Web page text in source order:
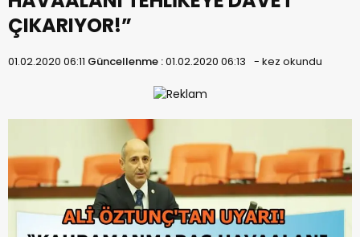
ÇIKARIYOR!”
01.02.2020 06:11 Güncellenme :01.02.2020 06:13 - kez okundu